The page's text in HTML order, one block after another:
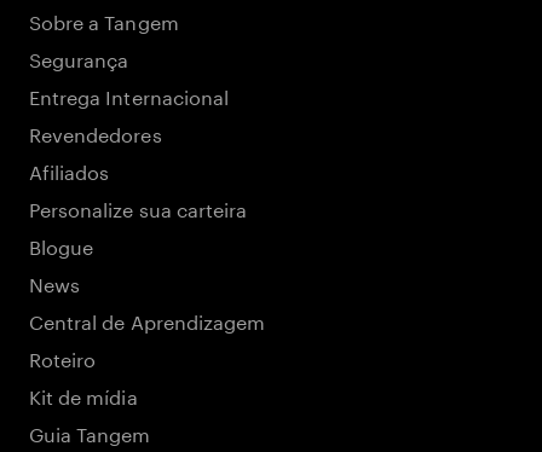
Sobre a Tangem
Segurança
Entrega Internacional
Revendedores
Afiliados
Personalize sua carteira
Blogue
News
Central de Aprendizagem
Roteiro
Kit de mídia
Guia Tangem